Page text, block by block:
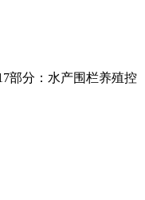
部分：水产围栏养殖控